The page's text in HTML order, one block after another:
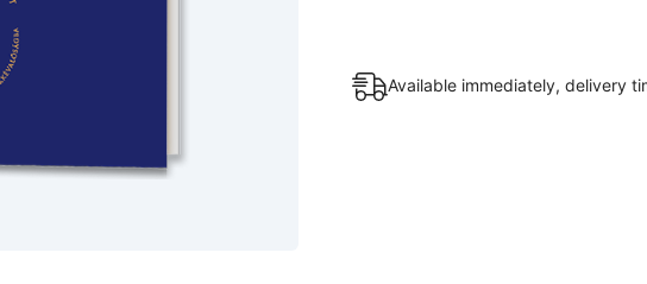
versszaka.
quantity
Available immediately, delivery